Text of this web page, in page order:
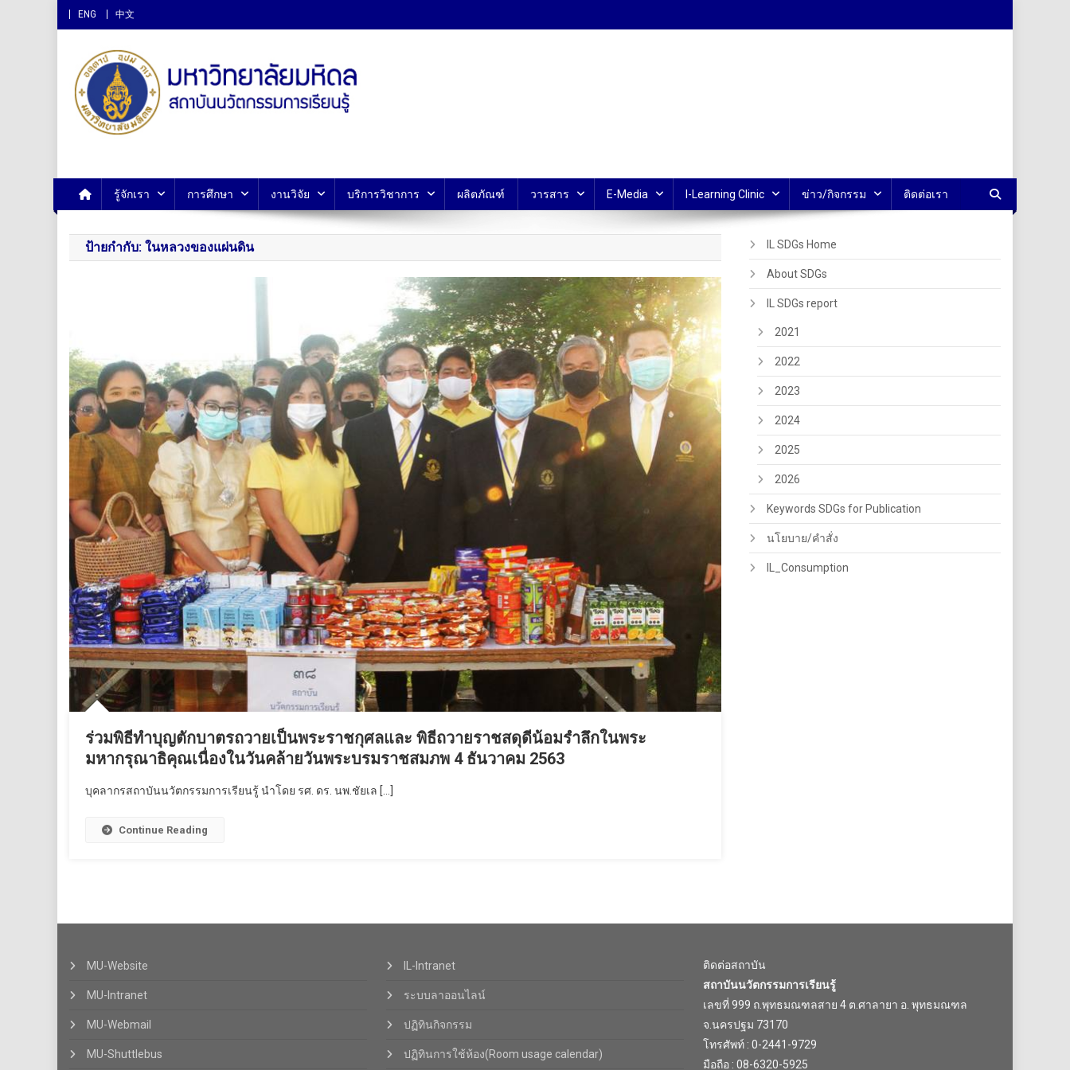
ENG 中文
สถาบันนวัตกรรมการเรียนรู้ ม.มหิดล
รู้จักเรา การศึกษา งานวิจัย บริการวิชาการ ผลิตภัณฑ์ วารสาร E-Media I-Learning Clinic ข่าว/กิจกรรม ติดต่อเรา
ป้ายกำกับ: ในหลวงของแผ่นดิน
ร่วมพิธีทำบุญตักบาตรถวายเป็นพระราชกุศลและ พิธีถวายราชสดุดีน้อมรำลึกในพระ
มหากรุณาธิคุณเนื่องในวันคล้ายวันพระบรมราชสมภพ 4 ธันวาคม 2563
บุคลากรสถาบันนวัตกรรมการเรียนรู้ นำโดย รศ. ดร. นพ.ชัยเล […]
Continue Reading
IL SDGs Home
About SDGs
IL SDGs report
2021
2022
2023
2024
2025
2026
Keywords SDGs for Publication
นโยบาย/คำสั่ง
IL_Consumption
MU-Website
MU-Intranet
MU-Webmail
MU-Shuttlebus
IL-Intranet
ระบบลาออนไลน์
ปฏิทินกิจกรรม
ปฏิทินการใช้ห้อง(Room usage calendar)
ติดต่อสถาบัน
สถาบันนวัตกรรมการเรียนรู้
เลขที่ 999 ถ.พุทธมณฑลสาย 4 ต.ศาลายา อ. พุทธมณฑล
จ.นครปฐม 73170
โทรศัพท์ : 0-2441-9729
มือถือ : 08-6320-5925